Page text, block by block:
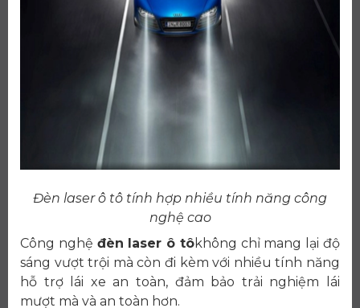
Đèn laser ô tô tính hợp nhiều tính năng công
nghệ cao
Công nghệ đèn laser ô tôkhông chỉ mang lại độ
sáng vượt trội mà còn đi kèm với nhiều tính năng
hỗ trợ lái xe an toàn, đảm bảo trải nghiệm lái
mượt mà và an toàn hơn.